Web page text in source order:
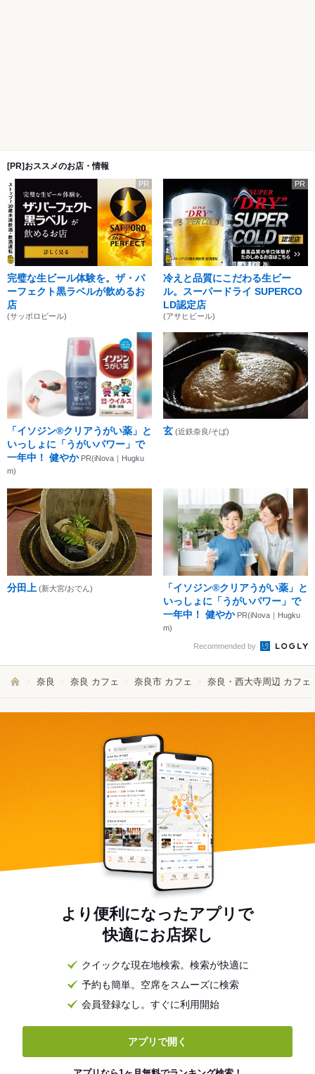
[PR]おススメのお店・情報
PR
完璧な生ビール体験を。ザ・パ
ーフェクト黒ラベルが飲めるお
店
(サッポロビール)
PR
冷えと品質にこだわる生ビー
ル。スーパードライ SUPERCO
LD認定店
(アサヒビール)
「イソジン®クリアうがい薬」と
いっしょに「うがいパワー」で
一年中！ 健やか PR(iNova｜Hugku
m)
玄 (近鉄奈良/そば)
分田上 (新大宮/おでん)
「イソジン®クリアうがい薬」と
いっしょに「うがいパワー」で
一年中！ 健やか PR(iNova｜Hugku
m)
Recommended by
奈良 奈良 カフェ 奈良市 カフェ 奈良・西大寺周辺 カフェ
より便利になったアプリで
快適にお店探し
クイックな現在地検索。検索が快適に
予約も簡単。空席をスムーズに検索
会員登録なし。すぐに利用開始
アプリで開く